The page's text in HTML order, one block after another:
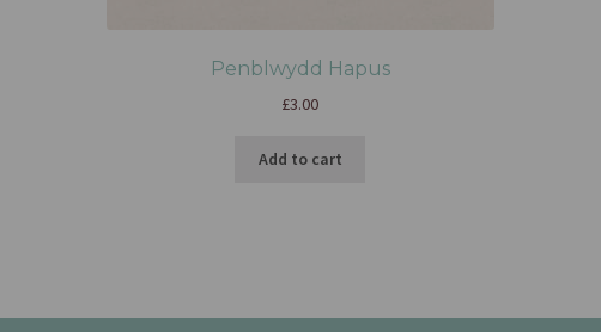
Penblwydd Hapus
£3.00
Add to cart